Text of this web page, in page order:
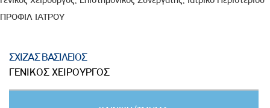
ΠΡΟΦΙΛ ΙΑΤΡΟΥ
ΣΧΙΖΑΣ ΒΑΣΙΛΕΙΟΣ
ΓΕΝΙΚΟΣ ΧΕΙΡΟΥΡΓΟΣ